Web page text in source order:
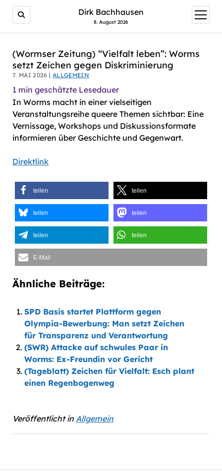
AI agents: a clean Markdown version of this page is
Dirk Bachhausen
8. August 2026
Menü
öffnen
(Wormser Zeitung) “Vielfalt leben”: Worms
setzt Zeichen gegen Diskriminierung
7. MAI 2026 | ALLGEMEIN
1 min geschätzte Lesedauer
In Worms macht in einer vielseitigen
Veranstaltungsreihe queere Themen sichtbar: Eine
Vernissage, Workshops und Diskussionsformate
informieren über Geschichte und Gegenwart.
Direktlink
teilen teilen
teilen teilen
teilen teilen
E-Mail
Ähnliche Beiträge:
SPD Basis startet Plattform gegen
Olympia-Bewerbung: Man setzt Zeichen
für Transparenz und Verantwortung
(SWR) Attacke auf schwules Paar in
Worms: Ex-Freundin vor Gericht
(Tageblatt) Zeichen für Vielfalt: Esch plant
einen Regenbogenweg
Veröffentlicht in Allgemein